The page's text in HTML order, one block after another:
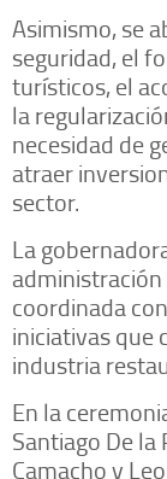
Asimismo, se
seguridad, el
turísticos, el
la
necesidad de
atraer
sector.
La
coordinada
iniciativas que
industria
En la
Santiago De la
Camacho y